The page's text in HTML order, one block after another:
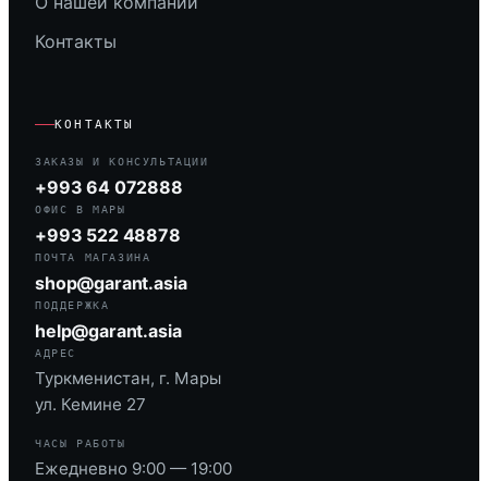
Контакты
КОНТАКТЫ
ЗАКАЗЫ И КОНСУЛЬТАЦИИ
+993 64 072888
ОФИС В МАРЫ
+993 522 48878
ПОЧТА МАГАЗИНА
shop@garant.asia
ПОДДЕРЖКА
help@garant.asia
АДРЕС
Туркменистан, г. Мары
ул. Кемине 27
ЧАСЫ РАБОТЫ
Ежедневно 9:00 — 19:00